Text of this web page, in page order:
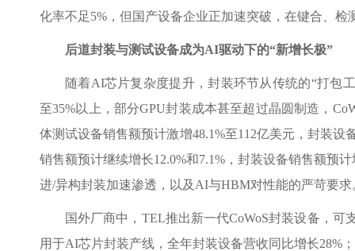
化率不足5%，但国产设备企业正加速突破，在键合、检
后道封装与测试设备成为AI驱动下的“新增长极”
随着AI芯片复杂度提升，封装环节从传统的“打包
至35%以上，部分GPU封装成本甚至超过晶圆制造，
体测试设备销售额预计激增48.1%至112亿美元，封装设
销售额预计继续增长12.0%和7.1%，封装设备销售额预
进/异构封装加速渗透，以及AI与HBM对性能的严苛要求
国外厂商中，TEL推出新一代CoWoS封装设备，可
用于AI芯片封装产线，全年封装设备营收同比增长28%